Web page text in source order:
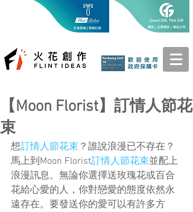
【Moon Florist】訂情人節花
束
想訂情人節花束 ？誰說浪漫已不存在？
馬上到Moon Florist訂情人節花束並配上
浪漫訊息。無論你選擇送玫瑰花或百合
花給心愛的人，你對戀愛的態度依然永
遠存在。要發送你的愛可以有許多方